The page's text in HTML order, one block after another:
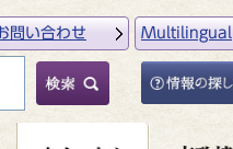
問い合わせ Multilingual